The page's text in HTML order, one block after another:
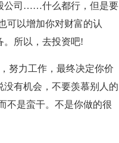
公司……什么都行，但是要
可以增加你对财富的认
。所以，去投资吧!
努力工作，最终决定你价
有机会，不要羡慕别人的
不是蛮干。不是你做的很